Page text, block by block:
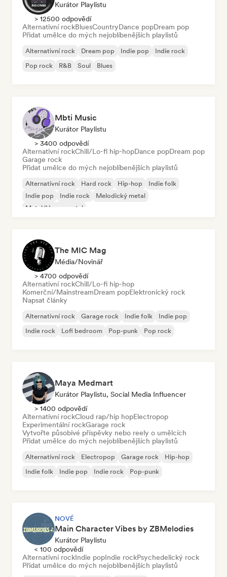
Kurátor Playlistu
> 12500 odpovědí
Alternativní rockBluesCountryDance popDream pop
Přidat umělce do mých nejoblíbenějších playlistů
Alternativní rock Dream pop Indie pop
Indie rock
Pop rock
R&B Soul Blues
Mbti Music
Kurátor Playlistu
> 3400 odpovědí
Alternativní rockChill/Lo-fi hip-hopDance popDream pop
Garage rock
Přidat umělce do mých nejoblíbenějších playlistů
Alternativní rock Hard rock Hip-hop
Indie folk
Indie pop
Indie rock
Melodický metal
Metal/Heavy metal
The MIC Mag
Média/novinář
> 4700 odpovědí
Alternativní rockChill/Lo-fi hip-hop
Komerční/MainstreamDream popElektronický rock
Napsat články
Alternativní rock Garage rock Indie folk
Indie pop
Indie rock
Lofi bedroom Pop-punk Pop rock
Maya Medmart
Kurátor Playlistu, Social Media Influencer
> 1400 odpovědí
Alternativní rockCloud rap/hip hopElectropop
Experimentální rockGarage rock
Vytvořte působivé příspěvky nebo reely o umělcích
Přidat umělce do mých nejoblíbenějších playlistů
Alternativní rock Electropop Garage rock
Hip-hop
Indie folk
Indie pop Indie rock Pop-punk
NOVÉ
Main Character Vibes by ZBMelodies
Kurátor Playlistu
< 100 odpovědí
Alternativní rockIndie popIndie rockPsychedelický rock
Přidat umělce do mých nejoblíbenějších playlistů